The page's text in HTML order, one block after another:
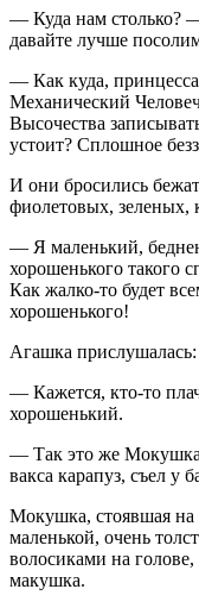
— Куда нам столько?
давайте лучше
— Как куда,
Механический
Высочества
устоит? Сплошное
И они бросились
фиолетовых, зеленых,
— Я маленький,
хорошенького такого
Как жалко-то будет
хорошенького!
Агашка прислушалась:
— Кажется, кто-то
хорошенький.
— Так это же
вакса карапуз, съел у
Мокушка, стоявшая на
маленькой, очень
волосиками на голове,
макушка.